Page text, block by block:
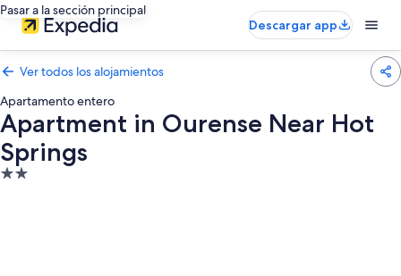
Pasar a la sección principal
Descargar app
Ver todos los alojamientos
Apartamento entero
Apartment in Ourense Near Hot
Springs
Alojamiento